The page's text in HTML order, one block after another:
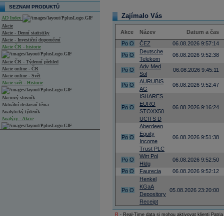
SEZNAM PRODUKTŮ
AD Index
Akcie
Akcie - Denní statistiky
Akcie - Investiční doporučení
Akcie ČR - historie
Akcie ČR - Týdenní přehled
Akcie online - ČR
Akcie online - Svět
Akcie svět - Historie
Akciový slovník
Aktuální diskusní téma
Analytický týdeník
Analýzy - Akcie
Zajímalo Vás
Akce Název
Datum a čas
Po O ČEZ
06.08.2026 9:57:14
Po O
Deutsche
Telekom
06.08.2026 9:52:38
Po O
Adv Med
Sol
06.08.2026 9:45:11
Po O
AURUBIS
AG
06.08.2026 9:52:47
Po O
ISHARES
EURO
STOXX50
UCITS D
06.08.2026 9:16:24
Po O
Aberdeen
Equity
Income
Trust PLC
06.08.2026 9:51:38
Po O
Wirt Pol
Hldg
06.08.2026 9:52:50
Po O Faurecia 06.08.2026 9:52:12
Po O
Henkel
KGaA
Depository
Receipt
05.08.2026 23:20:00
R - Real-Time data si mohou aktivovat klienti